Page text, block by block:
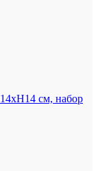
см, набор